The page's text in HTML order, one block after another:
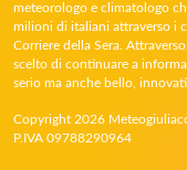
meteorologo e climatologo
milioni di italiani attraverso i
Corriere della Sera.
scelto di continuare a
serio ma anche bello,
Copyright 2026
P.IVA 09788290964